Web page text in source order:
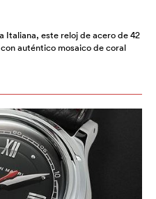
Italiana, este reloj de acero de 42
auténtico mosaico de coral